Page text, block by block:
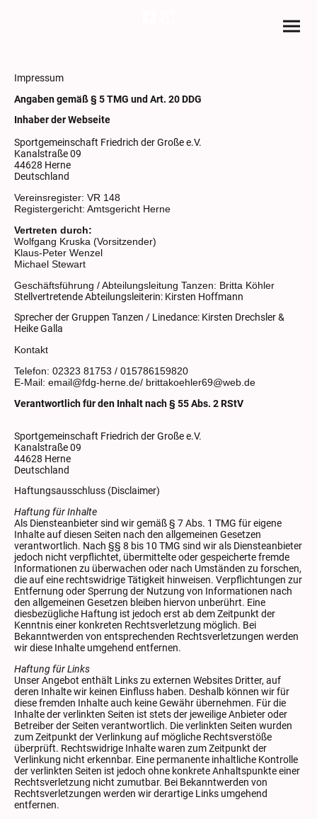
Impressum
Angaben gemäß § 5 TMG und Art. 20 DDG
Inhaber der Webseite
Sportgemeinschaft Friedrich der Große e.V.
Kanalstraße 09
44628 Herne
Deutschland
Vereinsregister: VR 148
Registergericht: Amtsgericht Herne
Vertreten durch:
Wolfgang Kruska (Vorsitzender)
Klaus-Peter Wenzel
Michael Stewart
Geschäftsführung / Abteilungsleitung Tanzen: Britta Köhler
Stellvertretende Abteilungsleiterin: Kirsten Hoffmann
Sprecher der Gruppen Tanzen / Linedance: Kirsten Drechsler &
Heike Galla
Kontakt
Telefon: 02323 81753 / 015786159820
E-Mail: email@fdg-herne.de/ brittakoehler69@web.de
Verantwortlich für den Inhalt nach § 55 Abs. 2 RStV
Sportgemeinschaft Friedrich der Große e.V.
Kanalstraße 09
44628 Herne
Deutschland
Haftungsausschluss (Disclaimer)
Haftung für Inhalte
Als Diensteanbieter sind wir gemäß § 7 Abs. 1 TMG für eigene
Inhalte auf diesen Seiten nach den allgemeinen Gesetzen
verantwortlich. Nach §§ 8 bis 10 TMG sind wir als Diensteanbieter
jedoch nicht verpflichtet, übermittelte oder gespeicherte fremde
Informationen zu überwachen oder nach Umständen zu forschen,
die auf eine rechtswidrige Tätigkeit hinweisen. Verpflichtungen zur
Entfernung oder Sperrung der Nutzung von Informationen nach
den allgemeinen Gesetzen bleiben hiervon unberührt. Eine
diesbezügliche Haftung ist jedoch erst ab dem Zeitpunkt der
Kenntnis einer konkreten Rechtsverletzung möglich. Bei
Bekanntwerden von entsprechenden Rechtsverletzungen werden
wir diese Inhalte umgehend entfernen.
Haftung für Links
Unser Angebot enthält Links zu externen Websites Dritter, auf
deren Inhalte wir keinen Einfluss haben. Deshalb können wir für
diese fremden Inhalte auch keine Gewähr übernehmen. Für die
Inhalte der verlinkten Seiten ist stets der jeweilige Anbieter oder
Betreiber der Seiten verantwortlich. Die verlinkten Seiten wurden
zum Zeitpunkt der Verlinkung auf mögliche Rechtsverstöße
überprüft. Rechtswidrige Inhalte waren zum Zeitpunkt der
Verlinkung nicht erkennbar. Eine permanente inhaltliche Kontrolle
der verlinkten Seiten ist jedoch ohne konkrete Anhaltspunkte einer
Rechtsverletzung nicht zumutbar. Bei Bekanntwerden von
Rechtsverletzungen werden wir derartige Links umgehend
entfernen.